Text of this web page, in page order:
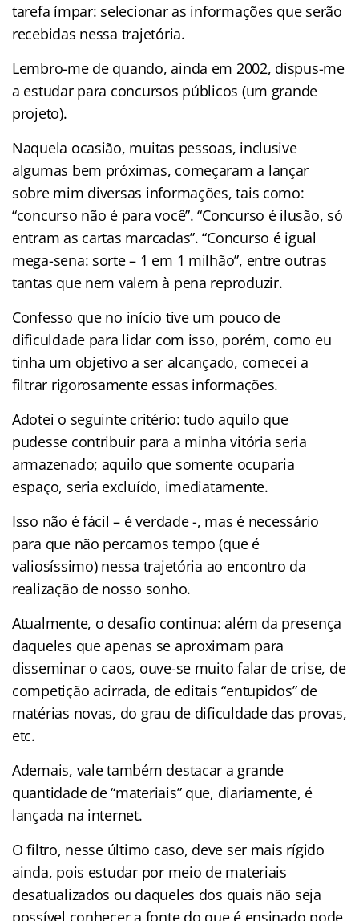
tarefa ímpar: selecionar as informações que serão
recebidas nessa trajetória.
Lembro-me de quando, ainda em 2002, dispus-me
a estudar para concursos públicos (um grande
projeto).
Naquela ocasião, muitas pessoas, inclusive
algumas bem próximas, começaram a lançar
sobre mim diversas informações, tais como:
“concurso não é para você”. “Concurso é ilusão, só
entram as cartas marcadas”. “Concurso é igual
mega-sena: sorte – 1 em 1 milhão”, entre outras
tantas que nem valem à pena reproduzir.
Confesso que no início tive um pouco de
dificuldade para lidar com isso, porém, como eu
tinha um objetivo a ser alcançado, comecei a
filtrar rigorosamente essas informações.
Adotei o seguinte critério: tudo aquilo que
pudesse contribuir para a minha vitória seria
armazenado; aquilo que somente ocuparia
espaço, seria excluído, imediatamente.
Isso não é fácil – é verdade -, mas é necessário
para que não percamos tempo (que é
valiosíssimo) nessa trajetória ao encontro da
realização de nosso sonho.
Atualmente, o desafio continua: além da presença
daqueles que apenas se aproximam para
disseminar o caos, ouve-se muito falar de crise, de
competição acirrada, de editais “entupidos” de
matérias novas, do grau de dificuldade das provas,
etc.
Ademais, vale também destacar a grande
quantidade de “materiais” que, diariamente, é
lançada na internet.
O filtro, nesse último caso, deve ser mais rígido
ainda, pois estudar por meio de materiais
desatualizados ou daqueles dos quais não seja
possível conhecer a fonte do que é ensinado pode